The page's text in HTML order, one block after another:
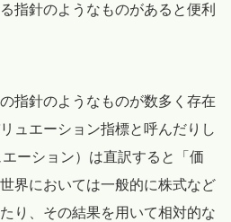
指針のようなものがあると便利
指針のようなものが数多く存在
ュエーション指標と呼んだりし
ーション）は直訳すると「価
界においては一般的に株式など
り、その結果を用いて相対的な